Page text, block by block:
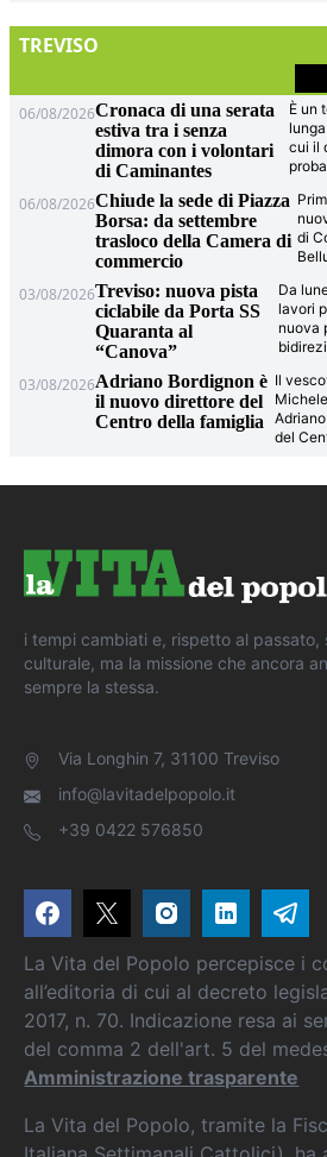
TREVISO
06/08/2026Cronaca di una serata
estiva tra i senza
dimora con i volontari
di Caminantes
È un
cui il
06/08/2026Chiude la sede di Piazza
Borsa: da settembre
trasloco della Camera di
commercio
di
03/08/2026Treviso: nuova pista
ciclabile da Porta SS
Quaranta al
“Canova”
Da
lavori
nuova
03/08/2026Adriano Bordignon è
il nuovo direttore del
Centro della famiglia
Il
del
i tempi cambiati e, rispetto al passato,
culturale, ma la missione che ancora
sempre la stessa.
Via Longhin 7, 31100 Treviso
info@lavitadelpopolo.it
+39 0422 576850
La Vita del Popolo percepisce i
all’editoria di cui al decreto
2017, n. 70. Indicazione resa ai
del comma 2 dell'art. 5 del
Amministrazione trasparente
La Vita del Popolo, tramite la